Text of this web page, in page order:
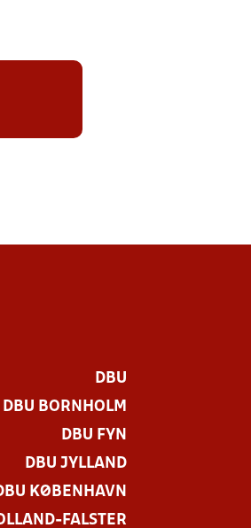
DBU
DBU BORNHOLM
DBU FYN
DBU JYLLAND
KØBENHAVN
FALSTER